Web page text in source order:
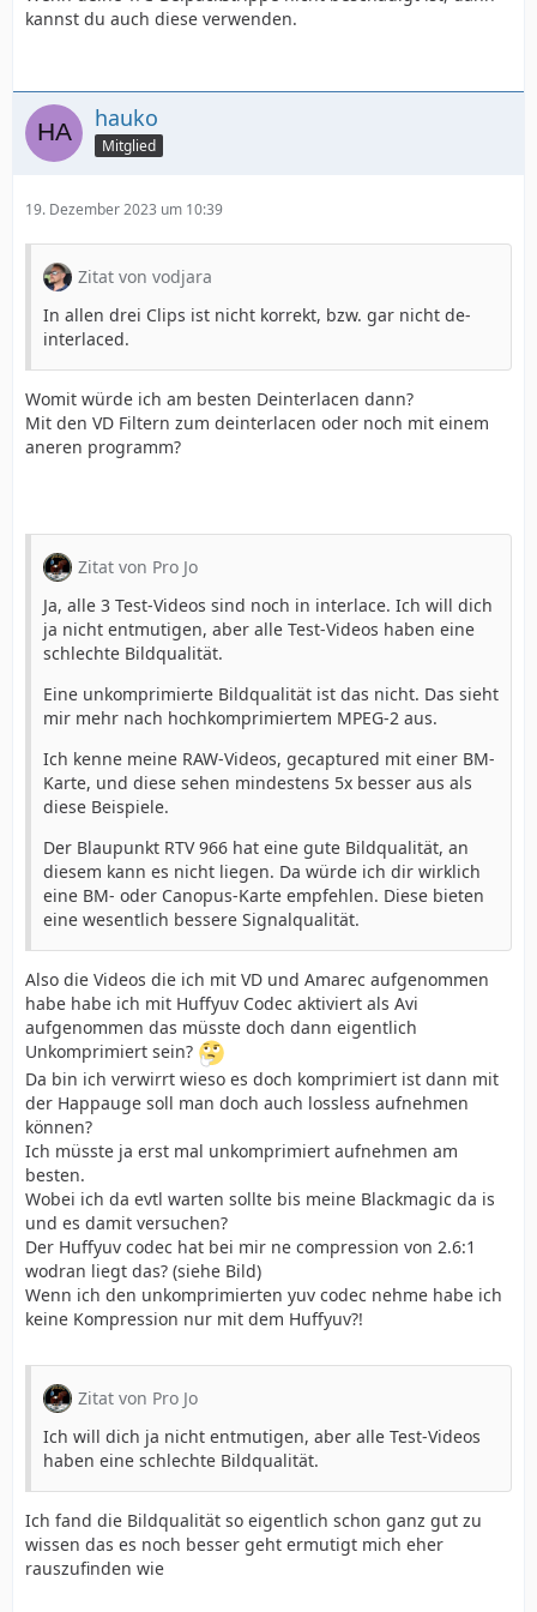
kannst du auch diese verwenden.
hauko
Mitglied
19. Dezember 2023 um 10:39
Zitat von vodjara
In allen drei Clips ist nicht korrekt, bzw. gar nicht de-
interlaced.
Womit würde ich am besten Deinterlacen dann?
Mit den VD Filtern zum deinterlacen oder noch mit einem
aneren programm?
Zitat von Pro Jo
Ja, alle 3 Test-Videos sind noch in interlace. Ich will dich
ja nicht entmutigen, aber alle Test-Videos haben eine
schlechte Bildqualität.
Eine unkomprimierte Bildqualität ist das nicht. Das sieht
mir mehr nach hochkomprimiertem MPEG-2 aus.
Ich kenne meine RAW-Videos, gecaptured mit einer BM-
Karte, und diese sehen mindestens 5x besser aus als
diese Beispiele.
Der Blaupunkt RTV 966 hat eine gute Bildqualität, an
diesem kann es nicht liegen. Da würde ich dir wirklich
eine BM- oder Canopus-Karte empfehlen. Diese bieten
eine wesentlich bessere Signalqualität.
Also die Videos die ich mit VD und Amarec aufgenommen
habe habe ich mit Huffyuv Codec aktiviert als Avi
aufgenommen das müsste doch dann eigentlich
Unkomprimiert sein?
Da bin ich verwirrt wieso es doch komprimiert ist dann mit
der Happauge soll man doch auch lossless aufnehmen
können?
Ich müsste ja erst mal unkomprimiert aufnehmen am
besten.
Wobei ich da evtl warten sollte bis meine Blackmagic da is
und es damit versuchen?
Der Huffyuv codec hat bei mir ne compression von 2.6:1
wodran liegt das? (siehe Bild)
Wenn ich den unkomprimierten yuv codec nehme habe ich
keine Kompression nur mit dem Huffyuv?!
Zitat von Pro Jo
Ich will dich ja nicht entmutigen, aber alle Test-Videos
haben eine schlechte Bildqualität.
Ich fand die Bildqualität so eigentlich schon ganz gut zu
wissen das es noch besser geht ermutigt mich eher
rauszufinden wie